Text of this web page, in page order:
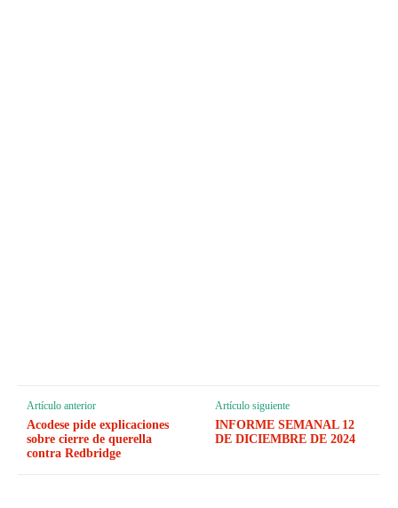
Artículo anterior
Acodese pide explicaciones
sobre cierre de querella
contra Redbridge
Artículo siguiente
INFORME SEMANAL 12
DE DICIEMBRE DE 2024